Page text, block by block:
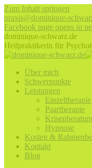
Zum Inhalt springen
praxis@dominique-
Facebook page opens in
dominique-schwarz.de
Heilpraktikerin für
Über mich
Schwerpunkte
Leistungen
Einzeltherapie
Paartherapie
Hypnose
Kosten &
Kontakt
Blog